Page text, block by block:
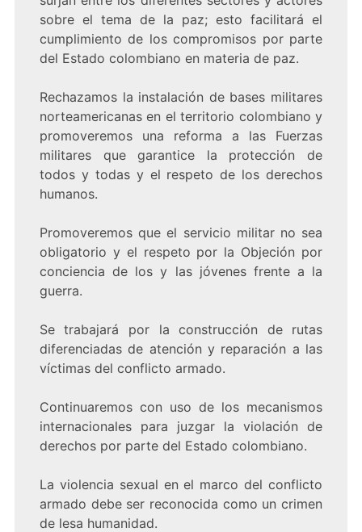
sobre el tema de la paz; esto facilitará el
cumplimiento de los compromisos por parte
del Estado colombiano en materia de paz.
Rechazamos la instalación de bases militares
norteamericanas en el territorio colombiano y
promoveremos una reforma a las Fuerzas
militares que garantice la protección de
todos y todas y el respeto de los derechos
humanos.
Promoveremos que el servicio militar no sea
obligatorio y el respeto por la Objeción por
conciencia de los y las jóvenes frente a la
guerra.
Se trabajará por la construcción de rutas
diferenciadas de atención y reparación a las
víctimas del conflicto armado.
Continuaremos con uso de los mecanismos
internacionales para juzgar la violación de
derechos por parte del Estado colombiano.
La violencia sexual en el marco del conflicto
armado debe ser reconocida como un crimen
de lesa humanidad.